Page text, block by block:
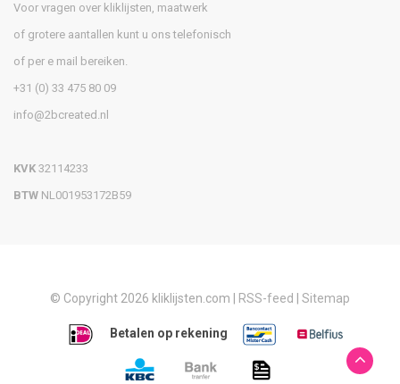
Voor vragen over kliklijsten, maatwerk
of grotere aantallen kunt u ons telefonisch
of per e mail bereiken.
+31 (0) 33 475 80 09
info@2bcreated.nl
KVK 32114233
BTW NL001953172B59
© Copyright 2026 kliklijsten.com | RSS-feed Sitemap
Betalen op rekening